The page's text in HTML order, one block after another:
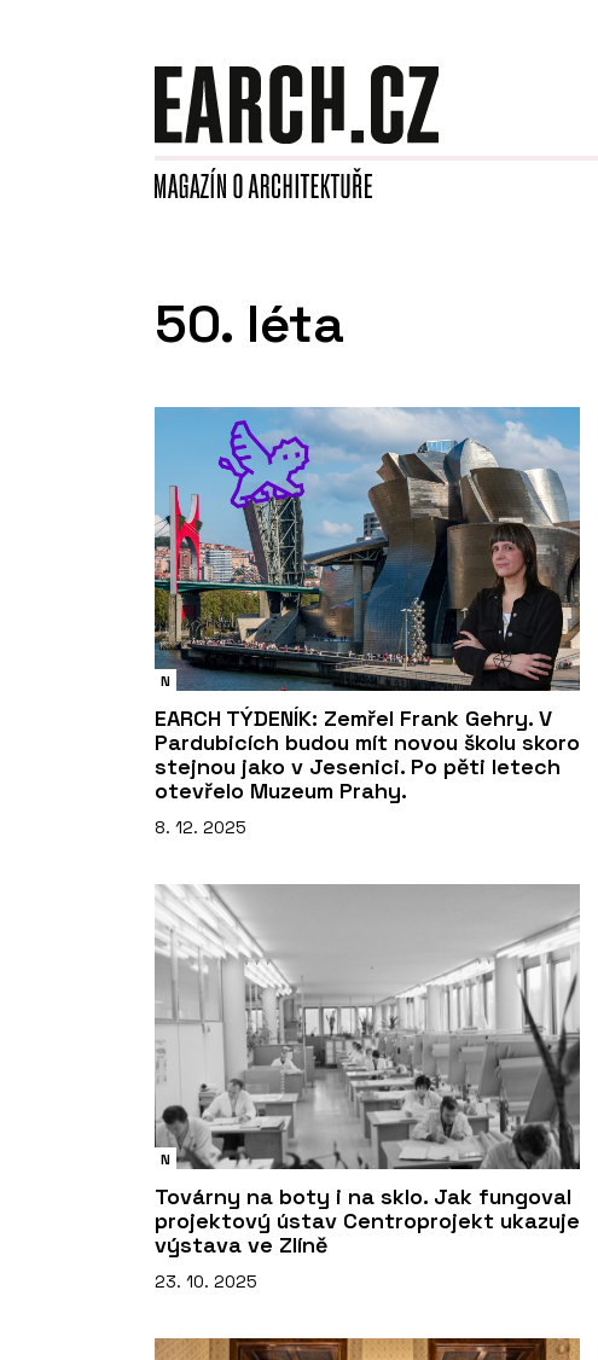
50. léta
N
EARCH TÝDENÍK: Zemřel Frank Gehry. V
Pardubicích budou mít novou školu skoro
stejnou jako v Jesenici. Po pěti letech
otevřelo Muzeum Prahy.
8. 12. 2025
N
Továrny na boty i na sklo. Jak fungoval
projektový ústav Centroprojekt ukazuje
výstava ve Zlíně
23. 10. 2025